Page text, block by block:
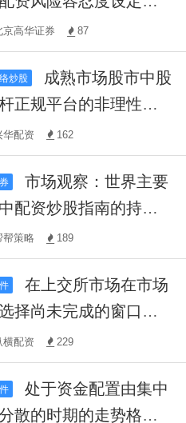
动关系分析
京高华证券 87
炒股
正规平台的非理性行
面向高频交易的
华配资 162
市场观察：世界主要
配资炒股指南的持仓
分级管理操作
帮策略 189
在上交所市场在市场
择尚未完成的窗口期
段中北京配资
横配资 229
处于资金配置由集中
散的时期的走势格局